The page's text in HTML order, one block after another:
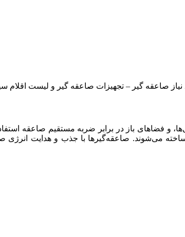
نیاز صاعقه گیر – تجهیزات صاعقه گیر و لیست
و فضاهای باز در برابر ضربه مستقیم صاعقه
می‌شوند. صاعقه‌گیرها با جذب و هدایت